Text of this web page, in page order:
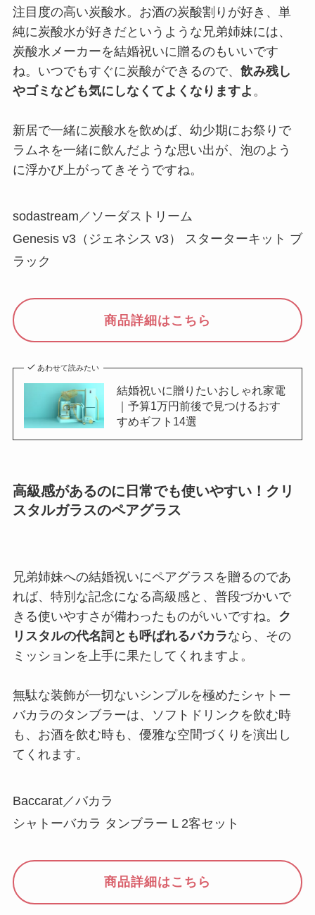
注目度の高い炭酸水。お酒の炭酸割りが好き、単
純に炭酸水が好きだというような兄弟姉妹には、
炭酸水メーカーを結婚祝いに贈るのもいいです
ね。いつでもすぐに炭酸ができるので、 飲み残し
やゴミなども気にしなくてよくなりますよ 。
新居で一緒に炭酸水を飲めば、幼少期にお祭りで
ラムネを一緒に飲んだような思い出が、泡のよう
に浮かび上がってきそうですね。
sodastream／ソーダストリーム
Genesis v3（ジェネシス v3） スターターキット ブ
ラック
商品詳細はこちら
あわせて読みたい
結婚祝いに贈りたいおしゃれ家電
｜予算1万円前後で見つけるおす
すめギフト14選
高級感があるのに日常でも使いやすい！クリ
スタルガラスのペアグラス
兄弟姉妹への結婚祝いにペアグラスを贈るのであ
れば、特別な記念になる高級感と、普段づかいで
きる使いやすさが備わったものがいいですね。 ク
リスタルの代名詞とも呼ばれるバカラなら、その
ミッションを上手に果たしてくれますよ。
無駄な装飾が一切ないシンプルを極めたシャトー
バカラのタンブラーは、ソフトドリンクを飲む時
も、お酒を飲む時も、優雅な空間づくりを演出し
てくれます。
Baccarat／バカラ
シャトーバカラ タンブラー L 2客セット
商品詳細はこちら